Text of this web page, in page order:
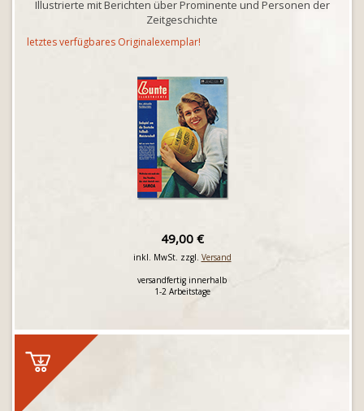
Illustrierte mit Berichten über Prominente und Personen der
Zeitgeschichte
letztes verfügbares Originalexemplar!
49,00 €
inkl. MwSt. zzgl. Versand
versandfertig innerhalb
1-2 Arbeitstage